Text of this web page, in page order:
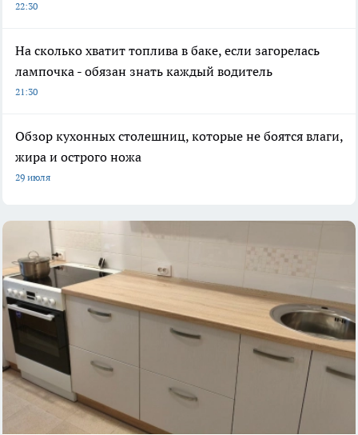
22:30
На сколько хватит топлива в баке, если загорелась
лампочка - обязан знать каждый водитель
21:30
Обзор кухонных столешниц, которые не боятся влаги,
жира и острого ножа
29 июля